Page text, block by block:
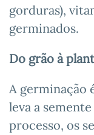
gorduras),
germinados.
Do grão à
A germinação
leva a
processo, os